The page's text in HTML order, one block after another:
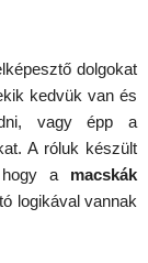
dolgokat
kedvük van és
vagy épp a
A róluk készült
hogy a macskák
logikával vannak